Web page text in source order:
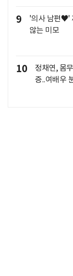
9
'의사 남편♥'
않는 미모
10
정채연, 몸
증..여배우